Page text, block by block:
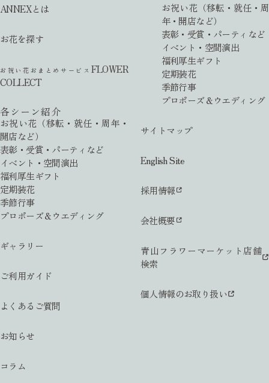
ANNEXとは
お花を探す
お祝い花おまとめサービス FLOWER
COLLECT
各シーン紹介
お祝い花（移転・就任・周年・
開店など）
表彰・受賞・パーティなど
イベント・空間演出
福利厚生ギフト
定期装花
季節行事
プロポーズ＆ウエディング
ギャラリー
ご利用ガイド
よくあるご質問
お知らせ
コラム
お祝い花（移転・就任・周
年・開店など）
表彰・受賞・パーティなど
イベント・空間演出
福利厚生ギフト
定期装花
季節行事
プロポーズ＆ウエディング
サイトマップ
English Site
採用情報
会社概要
青山フラワーマーケット店舗
検索
個人情報のお取り扱い